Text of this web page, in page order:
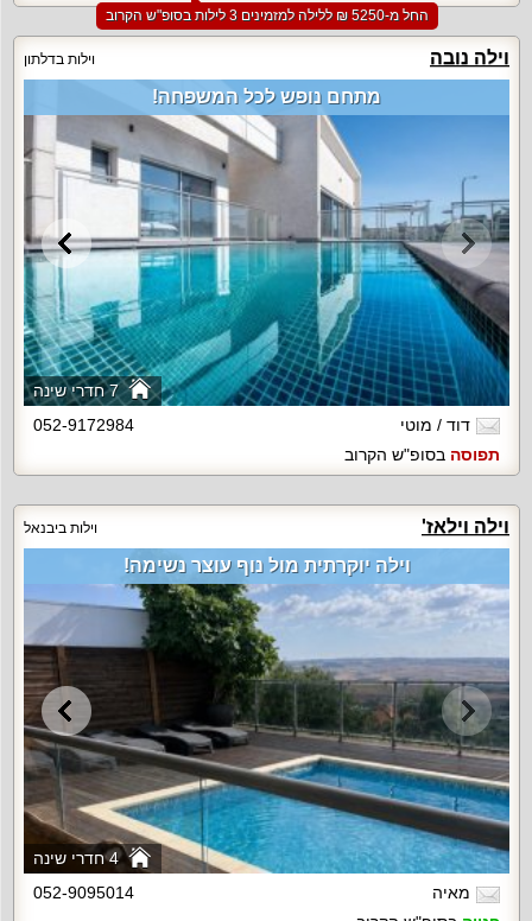
החל מ-‏5250 ₪ ללילה למזמינים 3 לילות בסופ"ש הקרוב
וילה נובה וילות בדלתון
7 חדרי שינה
מתחם נופש לכל המשפחה!
דוד / מוטי
052-9172984
תפוסה בסופ"ש הקרוב
וילה וילאז' וילות ביבנאל
4 חדרי שינה
וילה יוקרתית מול נוף עוצר נשימה!
מאיה
052-9095014